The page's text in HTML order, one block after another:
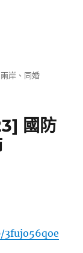
婚DPP粉洗地
兩岸 、 同婚
國防